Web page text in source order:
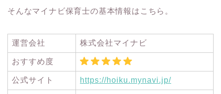
そんなマイナビ保育士の基本情報はこちら。
運営会社 株式会社マイナビ
おすすめ度
公式サイト https://hoiku.mynavi.jp/